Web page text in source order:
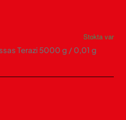
Stokta var
Terazi 5000 g / 0,01 g